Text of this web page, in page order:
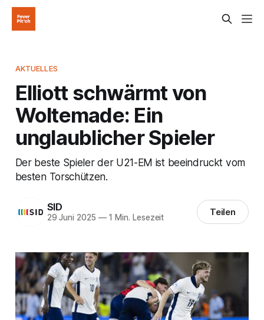
AKTUELLES
Elliott schwärmt von
Woltemade: Ein
unglaublicher Spieler
Der beste Spieler der U21-EM ist beeindruckt vom
besten Torschützen.
SID
29 Juni 2025 —1 Min. Lesezeit Teilen